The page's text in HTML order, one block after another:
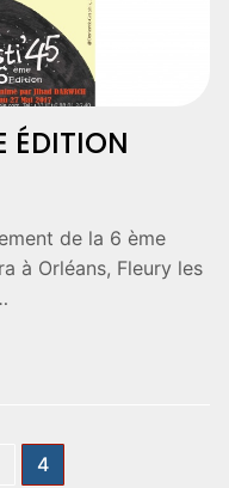
ÉDITION
de la 6 ème
à Orléans, Fleury les
4